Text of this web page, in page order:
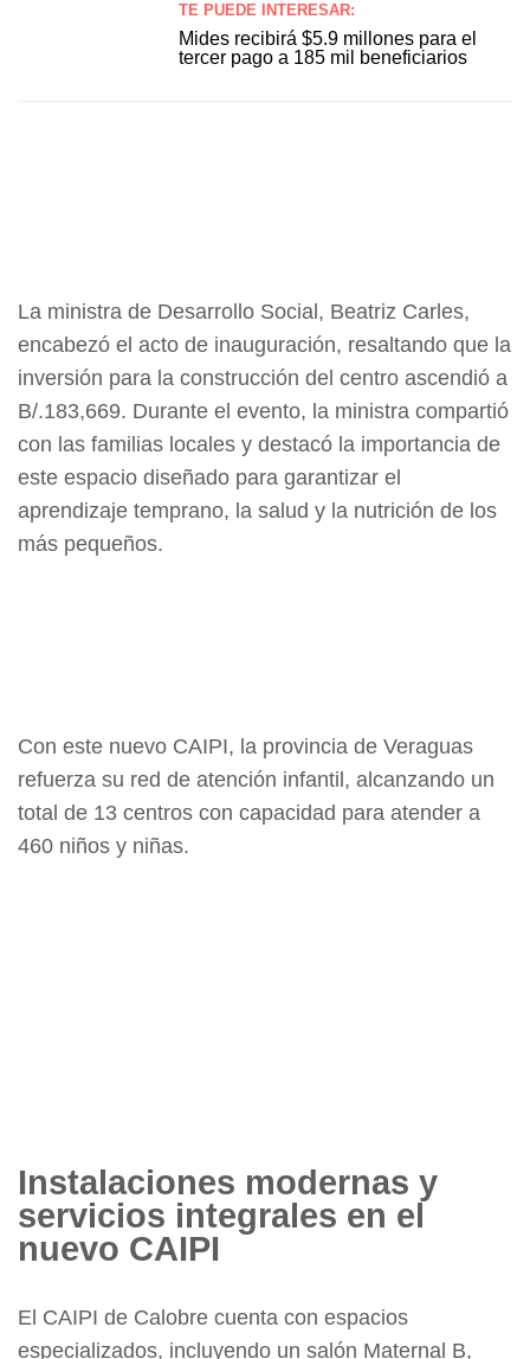
TE PUEDE INTERESAR:
Mides recibirá $5.9 millones para el
tercer pago a 185 mil beneficiarios
La ministra de Desarrollo Social, Beatriz Carles,
encabezó el acto de inauguración, resaltando que la
inversión para la construcción del centro ascendió a
B/.183,669. Durante el evento, la ministra compartió
con las familias locales y destacó la importancia de
este espacio diseñado para garantizar el
aprendizaje temprano, la salud y la nutrición de los
más pequeños.
Con este nuevo CAIPI, la provincia de Veraguas
refuerza su red de atención infantil, alcanzando un
total de 13 centros con capacidad para atender a
460 niños y niñas.
Instalaciones modernas y
servicios integrales en el
nuevo CAIPI
El CAIPI de Calobre cuenta con espacios
especializados, incluyendo un salón Maternal B,